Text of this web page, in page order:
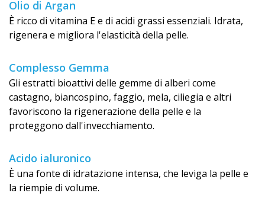
Olio di Argan
È ricco di vitamina E e di acidi grassi essenziali. Idrata,
rigenera e migliora l'elasticità della pelle.
Complesso Gemma
Gli estratti bioattivi delle gemme di alberi come
castagno, biancospino, faggio, mela, ciliegia e altri
favoriscono la rigenerazione della pelle e la
proteggono dall'invecchi­amento.
Acido ialuronico
È una fonte di idratazione intensa, che leviga la pelle e
la riempie di volume.